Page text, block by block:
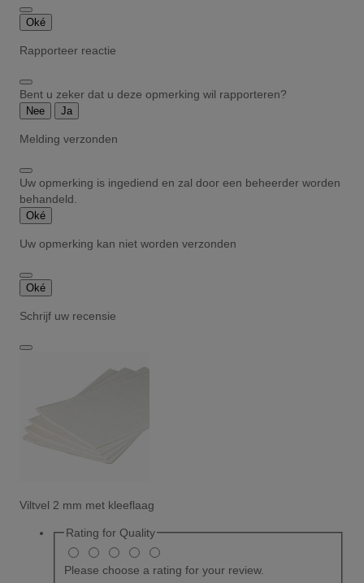
Oké
Rapporteer reactie
Bent u zeker dat u deze opmerking wil rapporteren?
Nee Ja
Melding verzonden
Uw opmerking is ingediend en zal door een beheerder worden
behandeld.
Oké
Uw opmerking kan niet worden verzonden
Oké
Schrijf uw recensie
Viltvel 2 mm met kleeflaag
Rating for Quality
Please choose a rating for your review.